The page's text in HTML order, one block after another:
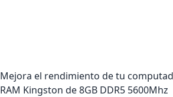
Mejora el rendimiento de tu
RAM Kingston de 8GB DDR5 5600Mhz